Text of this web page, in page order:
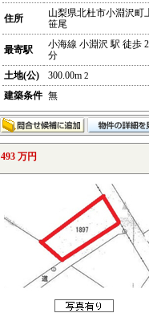
住所
山梨県北杜市小淵沢町
笹尾
最寄駅
小海線 小淵沢 駅 徒歩
分
土地(公)
300.00m 2
建築条件 無
493 万円